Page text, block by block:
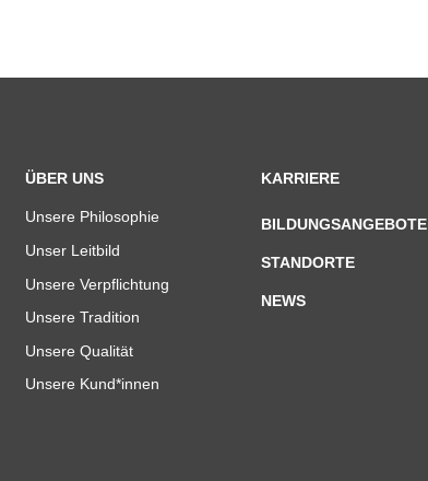
ÜBER UNS
Unsere Philosophie
Unser Leitbild
Unsere Verpflichtung
Unsere Tradition
Unsere Qualität
Unsere Kund*innen
KARRIERE
BILDUNGSANGEBOTE
STANDORTE
NEWS